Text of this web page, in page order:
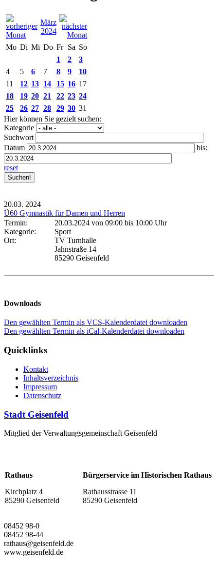
März
2024
Mo Di Mi Do Fr Sa So
1
2
3
4
5 6 7 8 9
10
11
12 13 14 15 16 17
18
19 20 21 22 23 24
25
26 27 28 29 30 31
Hier können Sie gezielt suchen:
Kategorie
Suchwort
Datum
bis:
reset
20.03. 2024
Ü60 Gymnastik für Damen und Herren
Termin:
20.03.2024 von 09:00 bis 10:00 Uhr
Kategorie:
Sport
Ort:
TV Turnhalle
Jahnstraße 14
85290 Geisenfeld
Downloads
Den gewählten Termin als VCS-Kalenderdatei downloaden
Den gewählten Termin als iCal-Kalenderdatei downloaden
Quicklinks
Kontakt
Inhaltsverzeichnis
Impressum
Datenschutz
Stadt Geisenfeld
Mitglied der Verwaltungsgemeinschaft Geisenfeld
Rathaus
Kirchplatz 4
85290 Geisenfeld
Bürgerservice im Historischen Rathaus
Rathausstrasse 11
85290 Geisenfeld
08452 98-0
08452 98-44
rathaus@geisenfeld.de
www.geisenfeld.de